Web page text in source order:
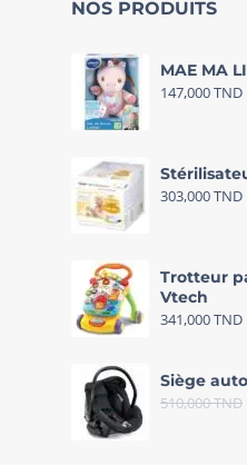
NOS PRODUITS
MAE MA
147,000TND
303,000TND
Trotteur
Vtech
341,000TND
Siège
510,000TND